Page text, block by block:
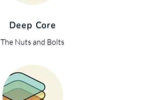
Deep Core
The Nuts and Bolts